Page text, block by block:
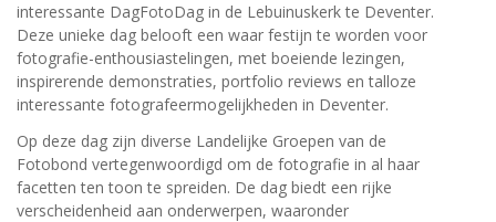
interessante DagFotoDag in de Lebuinuskerk te Deventer.
Deze unieke dag belooft een waar festijn te worden voor
fotografie-enthousiastelingen, met boeiende lezingen,
inspirerende demonstraties, portfolio reviews en talloze
interessante fotografeermogelijkheden in Deventer.
Op deze dag zijn diverse Landelijke Groepen van de
Fotobond vertegenwoordigd om de fotografie in al haar
facetten ten toon te spreiden. De dag biedt een rijke
verscheidenheid aan onderwerpen, waaronder